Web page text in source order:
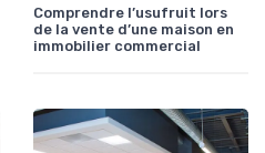
Comprendre l’usufruit lors
de la vente d’une maison en
immobilier commercial